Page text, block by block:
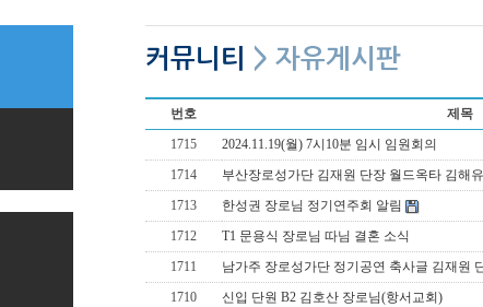
커뮤니티 > 자유게시판
번호 제목
1715
2024.11.19(월) 7시10분 임시 임원회의
1714
부산장로성가단 김재원 단장 월드옥타 김해
1713
한성권 장로님 정기연주회 알림
1712
T1 문용식 장로님 따님 결혼 소식
1711
남가주 장로성가단 정기공연 축사글 김재원
1710
신입 단원 B2 김호산 장로님(항서교회)